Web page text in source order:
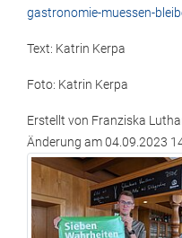
gastronomie-muessen-
Text: Katrin Kerpa
Foto: Katrin Kerpa
Erstellt von Franziska
Änderung am04.09.2023